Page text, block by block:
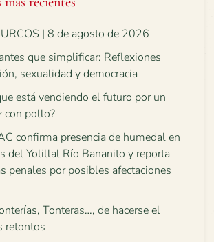
| 8 de agosto de 2026
que simplificar: Reflexiones
sexualidad y democracia
está vendiendo el futuro por un
con pollo?
confirma presencia de humedal en
del Yolillal Río Bananito y reporta
penales por posibles afectaciones
Tonteras…, de hacerse el
retontos